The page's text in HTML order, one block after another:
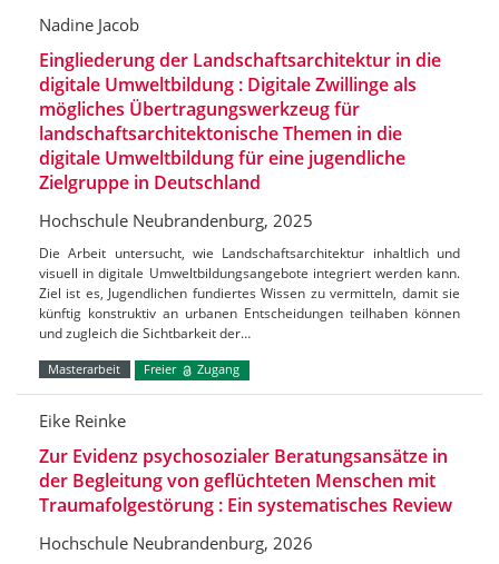
Nadine Jacob
Eingliederung der Landschaftsarchitektur in die
digitale Umweltbildung : Digitale Zwillinge als
mögliches Übertragungswerkzeug für
landschaftsarchitektonische Themen in die
digitale Umweltbildung für eine jugendliche
Zielgruppe in Deutschland
Hochschule Neubrandenburg, 2025
Die Arbeit untersucht, wie Landschaftsarchitektur inhaltlich und
visuell in digitale Umweltbildungsangebote integriert werden kann.
Ziel ist es, Jugendlichen fundiertes Wissen zu vermitteln, damit sie
künftig konstruktiv an urbanen Entscheidungen teilhaben können
und zugleich die Sichtbarkeit der…
Masterarbeit Freier Zugang
Eike Reinke
Zur Evidenz psychosozialer Beratungsansätze in
der Begleitung von geflüchteten Menschen mit
Traumafolgestörung : Ein systematisches Review
Hochschule Neubrandenburg, 2026